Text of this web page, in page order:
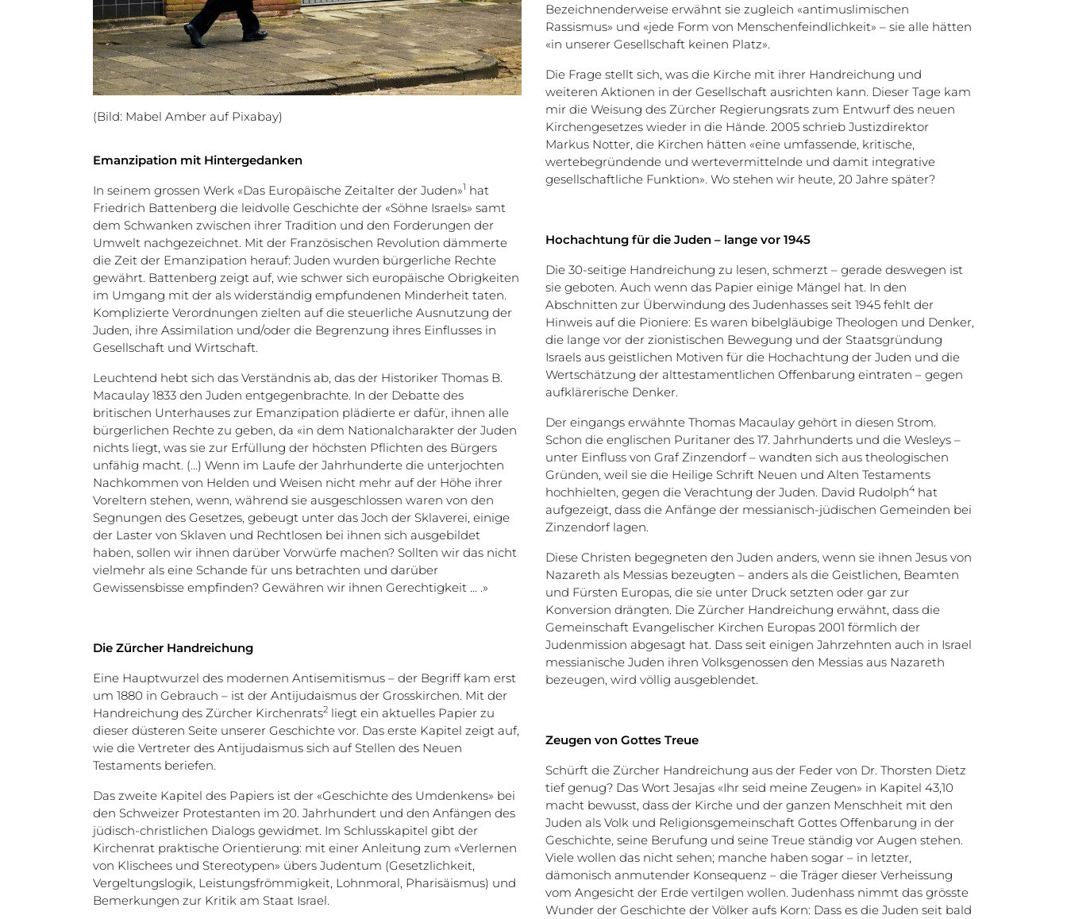
(Bild: Mabel Amber auf Pixabay)
Emanzipation mit Hintergedanken
In seinem grossen Werk «Das Europäische Zeitalter der Juden»1 hat
Friedrich Battenberg die leidvolle Geschichte der «Söhne Israels» samt
dem Schwanken zwischen ihrer Tradition und den Forderungen der
Umwelt nachgezeichnet. Mit der Französischen Revolution dämmerte
die Zeit der Emanzipation herauf: Juden wurden bürgerliche Rechte
gewährt. Battenberg zeigt auf, wie schwer sich europäische Obrigkeiten
im Umgang mit der als widerständig empfundenen Minderheit taten.
Komplizierte Verordnungen zielten auf die steuerliche Ausnutzung der
Juden, ihre Assimilation und/oder die Begrenzung ihres Einflusses in
Gesellschaft und Wirtschaft.
Leuchtend hebt sich das Verständnis ab, das der Historiker Thomas B.
Macaulay 1833 den Juden entgegenbrachte. In der Debatte des
britischen Unterhauses zur Emanzipation plädierte er dafür, ihnen alle
bürgerlichen Rechte zu geben, da «in dem Nationalcharakter der Juden
nichts liegt, was sie zur Erfüllung der höchsten Pflichten des Bürgers
unfähig macht. (…) Wenn im Laufe der Jahrhunderte die unterjochten
Nachkommen von Helden und Weisen nicht mehr auf der Höhe ihrer
Voreltern stehen, wenn, während sie ausgeschlossen waren von den
Segnungen des Gesetzes, gebeugt unter das Joch der Sklaverei, einige
der Laster von Sklaven und Rechtlosen bei ihnen sich ausgebildet
haben, sollen wir ihnen darüber Vorwürfe machen? Sollten wir das nicht
vielmehr als eine Schande für uns betrachten und darüber
Gewissensbisse empfinden? Gewähren wir ihnen Gerechtigkeit … .»
Die Zürcher Handreichung
Eine Hauptwurzel des modernen Antisemitismus – der Begriff kam erst
um 1880 in Gebrauch – ist der Antijudaismus der Grosskirchen. Mit der
Handreichung des Zürcher Kirchenrats2 liegt ein aktuelles Papier zu
dieser düsteren Seite unserer Geschichte vor. Das erste Kapitel zeigt auf,
wie die Vertreter des Antijudaismus sich auf Stellen des Neuen
Testaments beriefen.
Das zweite Kapitel des Papiers ist der «Geschichte des Umdenkens» bei
den Schweizer Protestanten im 20. Jahrhundert und den Anfängen des
jüdisch-christlichen Dialogs gewidmet. Im Schlusskapitel gibt der
Kirchenrat praktische Orientierung: mit einer Anleitung zum «Verlernen
von Klischees und Stereotypen» übers Judentum (Gesetzlichkeit,
Vergeltungslogik, Leistungsfrömmigkeit, Lohnmoral, Pharisäismus) und
Bemerkungen zur Kritik am Staat Israel.
Bezeichnenderweise erwähnt sie zugleich «antimuslimischen
Rassismus» und «jede Form von Menschenfeindlichkeit» – sie alle hätten
«in unserer Gesellschaft keinen Platz».
Die Frage stellt sich, was die Kirche mit ihrer Handreichung und
weiteren Aktionen in der Gesellschaft ausrichten kann. Dieser Tage kam
mir die Weisung des Zürcher Regierungsrats zum Entwurf des neuen
Kirchengesetzes wieder in die Hände. 2005 schrieb Justizdirektor
Markus Notter, die Kirchen hätten «eine umfassende, kritische,
wertebegründende und wertevermittelnde und damit integrative
gesellschaftliche Funktion». Wo stehen wir heute, 20 Jahre später?
Hochachtung für die Juden – lange vor 1945
Die 30-seitige Handreichung zu lesen, schmerzt – gerade deswegen ist
sie geboten. Auch wenn das Papier einige Mängel hat. In den
Abschnitten zur Überwindung des Judenhasses seit 1945 fehlt der
Hinweis auf die Pioniere: Es waren bibelgläubige Theologen und Denker,
die lange vor der zionistischen Bewegung und der Staatsgründung
Israels aus geistlichen Motiven für die Hochachtung der Juden und die
Wertschätzung der alttestamentlichen Offenbarung eintraten – gegen
aufklärerische Denker.
Der eingangs erwähnte Thomas Macaulay gehört in diesen Strom.
Schon die englischen Puritaner des 17. Jahrhunderts und die Wesleys –
unter Einfluss von Graf Zinzendorf – wandten sich aus theologischen
Gründen, weil sie die Heilige Schrift Neuen und Alten Testaments
hochhielten, gegen die Verachtung der Juden. David Rudolph4hat
aufgezeigt, dass die Anfänge der messianisch-jüdischen Gemeinden bei
Zinzendorf lagen.
Diese Christen begegneten den Juden anders, wenn sie ihnen Jesus von
Nazareth als Messias bezeugten – anders als die Geistlichen, Beamten
und Fürsten Europas, die sie unter Druck setzten oder gar zur
Konversion drängten. Die Zürcher Handreichung erwähnt, dass die
Gemeinschaft Evangelischer Kirchen Europas 2001 förmlich der
Judenmission abgesagt hat. Dass seit einigen Jahrzehnten auch in Israel
messianische Juden ihren Volksgenossen den Messias aus Nazareth
bezeugen, wird völlig ausgeblendet.
Zeugen von Gottes Treue
Schürft die Zürcher Handreichung aus der Feder von Dr. Thorsten Dietz
tief genug? Das Wort Jesajas «Ihr seid meine Zeugen» in Kapitel 43,10
macht bewusst, dass der Kirche und der ganzen Menschheit mit den
Juden als Volk und Religionsgemeinschaft Gottes Offenbarung in der
Geschichte, seine Berufung und seine Treue ständig vor Augen stehen.
Viele wollen das nicht sehen; manche haben sogar – in letzter,
dämonisch anmutender Konsequenz – die Träger dieser Verheissung
vom Angesicht der Erde vertilgen wollen. Judenhass nimmt das grösste
Wunder der Geschichte der Völker aufs Korn: Dass es die Juden seit bald